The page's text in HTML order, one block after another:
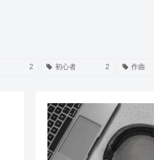
2 初心者 2 作曲